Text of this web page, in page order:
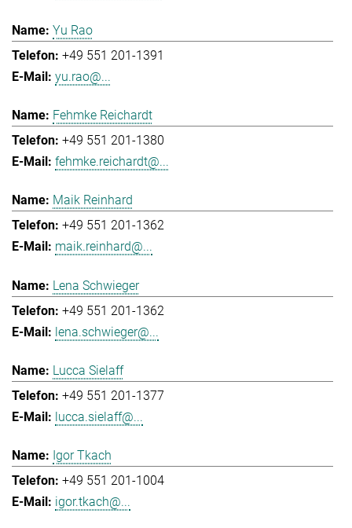
Yu Rao
+49 551 201-1391
yu.rao@...
Fehmke Reichardt
+49 551 201-1380
fehmke.reichardt@...
Maik Reinhard
+49 551 201-1362
maik.reinhard@...
Lena Schwieger
+49 551 201-1362
lena.schwieger@...
Lucca Sielaff
+49 551 201-1377
lucca.sielaff@...
Igor Tkach
+49 551 201-1004
igor.tkach@...